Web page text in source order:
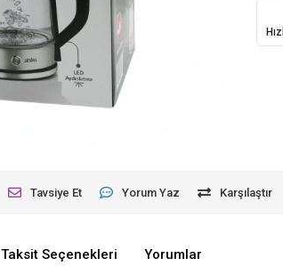
Tavsiye Et Yorum Yaz Karşılaştır
Taksit Seçenekleri Yorumlar